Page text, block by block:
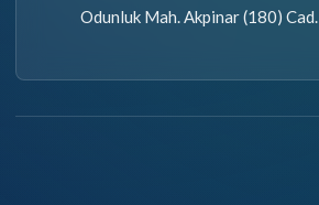
Odunluk Mah. Akpinar (180)